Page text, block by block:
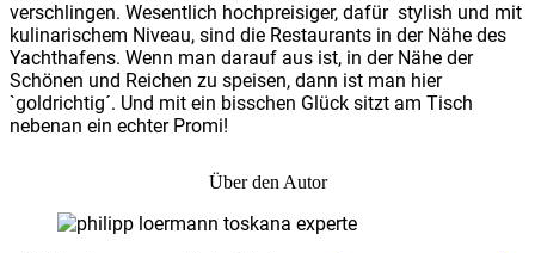
verschlingen. Wesentlich hochpreisiger, dafür stylish und mit
kulinarischem Niveau, sind die Restaurants in der Nähe des
Yachthafens. Wenn man darauf aus ist, in der Nähe der
Schönen und Reichen zu speisen, dann ist man hier
`goldrichtig´. Und mit ein bisschen Glück sitzt am Tisch
nebenan ein echter Promi!
Über den Autor